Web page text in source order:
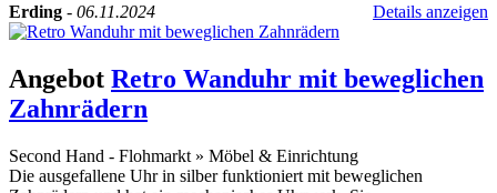
Erding - 06.11.2024 Details anzeigen
Angebot Retro Wanduhr mit beweglichen
Zahnrädern
Second Hand - Flohmarkt » Möbel & Einrichtung
Die ausgefallene Uhr in silber funktioniert mit beweglichen